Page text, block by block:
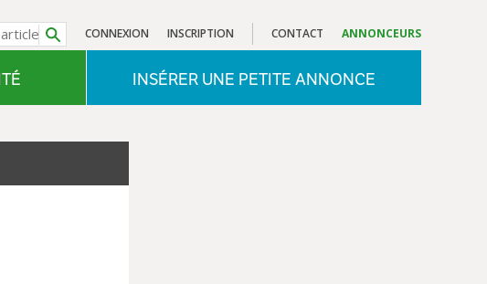
CONTACT ANNONCEURS
CONNEXION INSCRIPTION
INSÉRER UNE PETITE ANNONCE